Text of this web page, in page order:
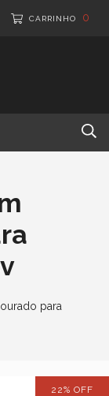
CARRINHO 0
para
22% OFF